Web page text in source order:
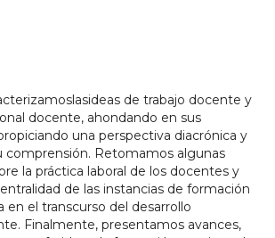
de trabajo docente y
docente, ahondando en sus
una perspectiva diacrónica y
comprensión. Retomamos algunas
la práctica laboral de los docentes y
de las instancias de formación
el transcurso del desarrollo
Finalmente, presentamos avances,